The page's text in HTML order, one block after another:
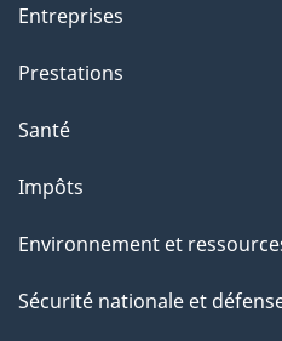
Entreprises
Prestations
Santé
Impôts
Environnement et
Sécurité nationale et